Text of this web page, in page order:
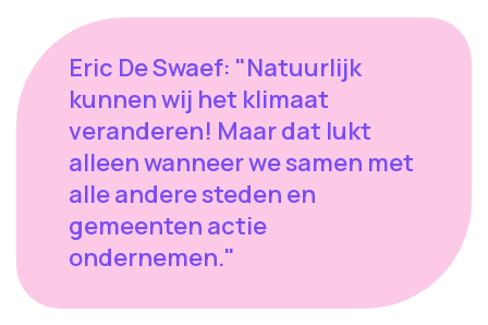
Eric De Swaef: "Natuurlijk
kunnen wij het klimaat
veranderen! Maar dat lukt
alleen wanneer we samen met
alle andere steden en
gemeenten actie
ondernemen."